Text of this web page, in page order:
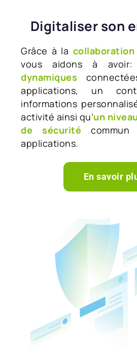
Digitaliser son
Grâce à la collaboration
vous aidons à
dynamiques
applications, un
informations
activité ainsi qu’un
de sécurité
applications.
En savoir